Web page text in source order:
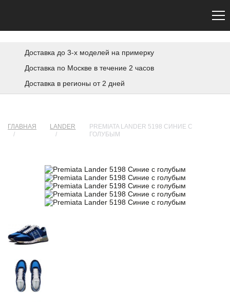
Доставка до 3-х моделей на примерку
Доставка по Москве в течение 2 часов
Доставка в регионы от 2 дней
ГЛАВНАЯ
/
LANDER
/
PREMIATA LANDER 5198 СИНИЕ С
ГОЛУБЫМ